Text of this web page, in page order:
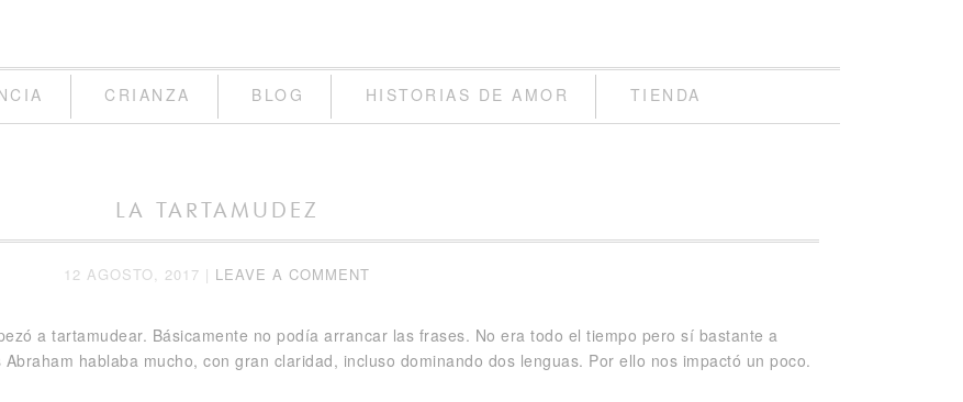
CRIANZA BLOG HISTORIAS DE AMOR TIENDA
LA TARTAMUDEZ
12 AGOSTO, 2017 | LEAVE A COMMENT
a tartamudear. Básicamente no podía arrancar las frases. No era todo el tiempo pero sí bastante a
hablaba mucho, con gran claridad, incluso dominando dos lenguas. Por ello nos impactó un poco.